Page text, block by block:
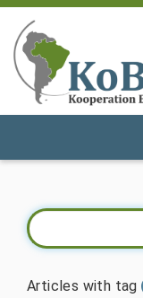
Articles with tag